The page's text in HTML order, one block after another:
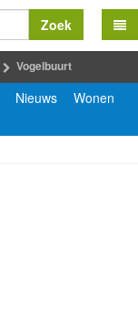
Zoek
Vogelbuurt
Nieuws
Wonen